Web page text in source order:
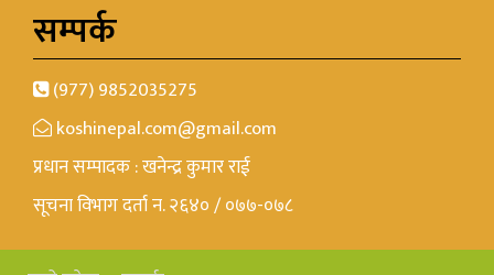
सम्पर्क
(977) 9852035275
koshinepal.com@gmail.com
प्रधान सम्पादक : खनेन्द्र कुमार राई
सूचना विभाग दर्ता न. २६४० / ०७७-०७८